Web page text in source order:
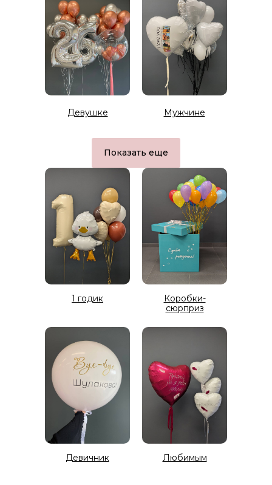
Девушке Мужчине
Показать еще
Коробки-
сюрприз
1 годик
Девичник Любимым